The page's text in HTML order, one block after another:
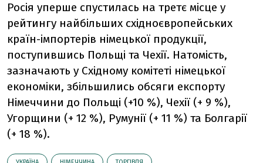
Росія уперше спустилась на третє місце у
рейтингу найбільших східноєвропейських
країн-імпортерів німецької продукції,
поступившись Польщі та Чехії. Натомість,
зазначають у Східному комітеті німецької
економіки, збільшились обсяги експорту
Німеччини до Польщі (+10 %), Чехії (+ 9 %),
Угорщини (+ 12 %), Румунії (+ 11 %) та Болгарії
(+ 18 %).